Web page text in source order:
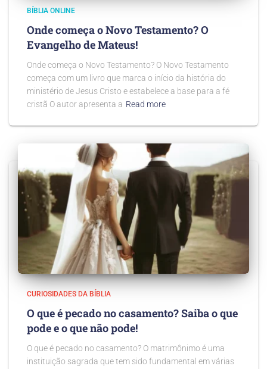
BÍBLIA ONLINE
Onde começa o Novo Testamento? O
Evangelho de Mateus!
Onde começa o Novo Testamento? O Novo Testamento
começa com um livro que marca o início da história do
ministério de Jesus Cristo e estabelece a base para a fé
cristã O autor apresenta a Read more
CURIOSIDADES DA BÍBLIA
O que é pecado no casamento? Saiba o que
pode e o que não pode!
O que é pecado no casamento? O matrimônimo é uma
instituição sagrada que tem sido fundamental em várias